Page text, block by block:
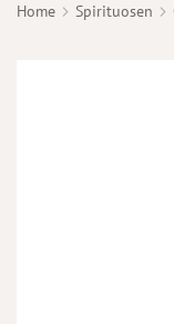
Home Spirituosen